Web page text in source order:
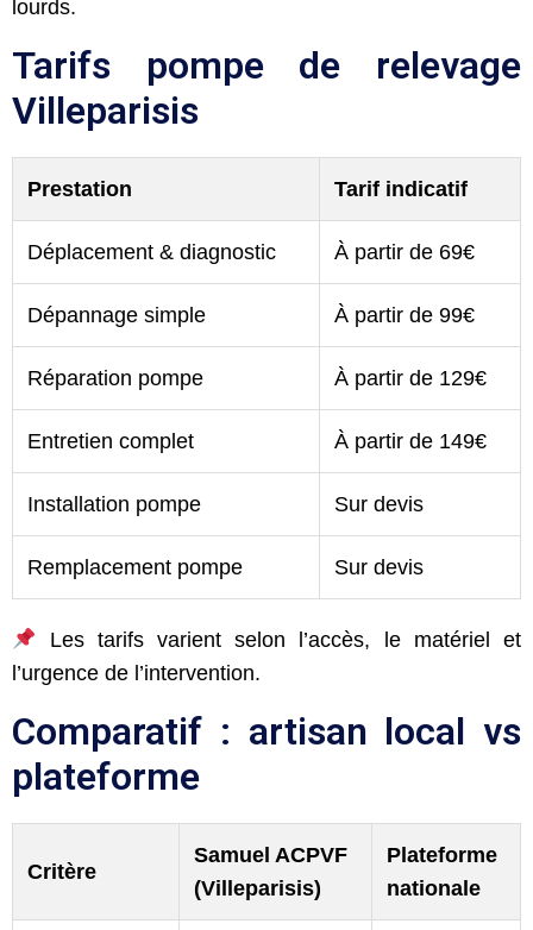
lourds.
Tarifs pompe de relevage
Villeparisis
Prestation Tarif indicatif
Déplacement & diagnostic À partir de 69€
Dépannage simple À partir de 99€
Réparation pompe À partir de 129€
Entretien complet À partir de 149€
Installation pompe Sur devis
Remplacement pompe Sur devis
Les tarifs varient selon l’accès, le matériel et
l’urgence de l’intervention.
Comparatif : artisan local vs
plateforme
Critère
Samuel ACPVF
(Villeparisis)
Plateforme
nationale